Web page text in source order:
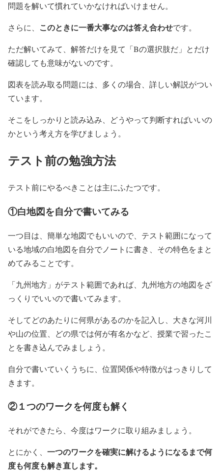
問題を解いて慣れていかなければいけません。
さらに、 このときに一番大事なのは答え合わせです。
ただ解いてみて、解答だけを見て「Bの選択肢だ」とだけ
確認しても意味がないのです。
図表を読み取る問題には、多くの場合、詳しい解説がつい
ています。
そこをしっかりと読み込み、どうやって判断すればいいの
かという考え方を学びましょう。
テスト前の勉強方法
テスト前にやるべきことは主にふたつです。
①白地図を自分で書いてみる
一つ目は、簡単な地図でもいいので、テスト範囲になって
いる地域の白地図を自分でノートに書き、その特色をまと
めてみることです。
「九州地方」がテスト範囲であれば、九州地方の地図をざ
っくりでいいので書いてみます。
そしてどのあたりに何県があるのかを記入し、大きな河川
や山の位置、どの県では何が有名かなど、授業で習ったこ
とを書き込んでみましょう。
自分で書いていくうちに、位置関係や特徴がはっきりして
きます。
②１つのワークを何度も解く
それができたら、今度はワークに取り組みましょう。
とにかく、 一つのワークを確実に解けるようになるまで何
度も何度も解き直します。